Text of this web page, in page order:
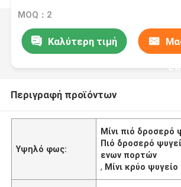
MOQ：2
Καλύτερη τιμή
Περιγραφή προϊόντων
Υψηλό φως:
Μίνι πιό δροσερό
Πιό δροσερό
ενων πορτών
, Μίνι κρύο